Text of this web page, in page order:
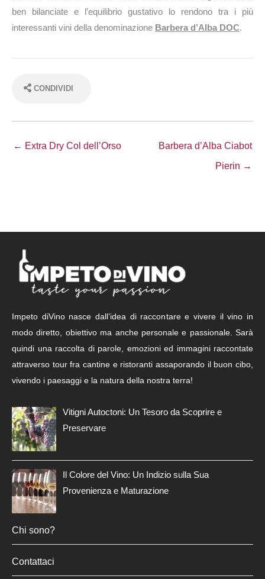
ben bilanciate e l’equilibrio gustativo lo rendono tra i più
interessanti vini della denominazione Barbera d’Alba DOC.
CONDIVIDI
← Extra Dry Col dell’Orso
Barbera d’Alba Ciabot
Pierin →
Impeto diVino nasce dall’idea di raccontare e vivere il vino in
modo diretto, obiettivo ma anche personale e passionale. Sarà
quindi una raccolta di parole, emozioni ed immagini raccontate
attraverso tour fra cantine e ristoranti assaporando il buon cibo,
vivendo i paesaggi e la natura della nostra terra!
Vitigni Autoctoni: Un Tesoro da Scoprire e
Preservare
Il Colore del Vino: Un Indizio sulla Sua
Provenienza e Maturazione
Chi sono?
Contattaci